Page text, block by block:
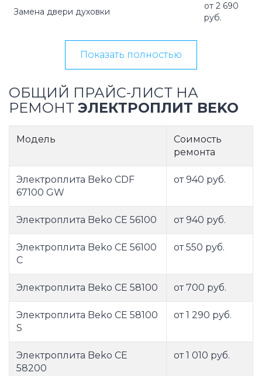
Замена двери духовки
от 2 690
руб.
Показать полностью
ОБЩИЙ ПРАЙС-ЛИСТ НА
РЕМОНТ ЭЛЕКТРОПЛИТ BEKO
Модель
Соимость
ремонта
Электроплита Beko CDF
67100 GW
от 940 руб.
Электроплита Beko CE 56100 от 940 руб.
Электроплита Beko CE 56100
C
от 550 руб.
Электроплита Beko CE 58100 от 700 руб.
Электроплита Beko CE 58100
S
от 1 290 руб.
Электроплита Beko CE
58200
от 1 010 руб.